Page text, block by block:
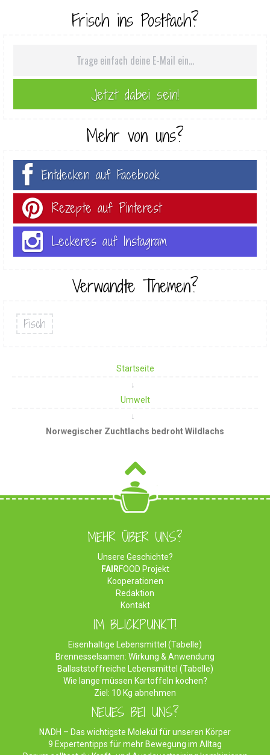
Frisch ins Postfach?
Mehr von uns?
Entdecken auf Facebook
Rezepte auf Pinterest
Leckeres auf Instagram
Verwandte Themen?
Fisch
Startseite
Umwelt
Norwegischer Zuchtlachs bedroht Wildlachs
MEHR ÜBER UNS?
Unsere Geschichte?
FAIRFOOD Projekt
Kooperationen
Redaktion
Kontakt
IM BLICKPUNKT!
Eisenhaltige Lebensmittel (Tabelle)
Brennesselsamen: Wirkung & Anwendung
Ballaststoffreiche Lebensmittel (Tabelle)
Wie lange müssen Kartoffeln kochen?
Ziel: 10 Kg abnehmen
NEUES BEI UNS?
NADH – Das wichtigste Molekül für unseren Körper
9 Expertentipps für mehr Bewegung im Alltag